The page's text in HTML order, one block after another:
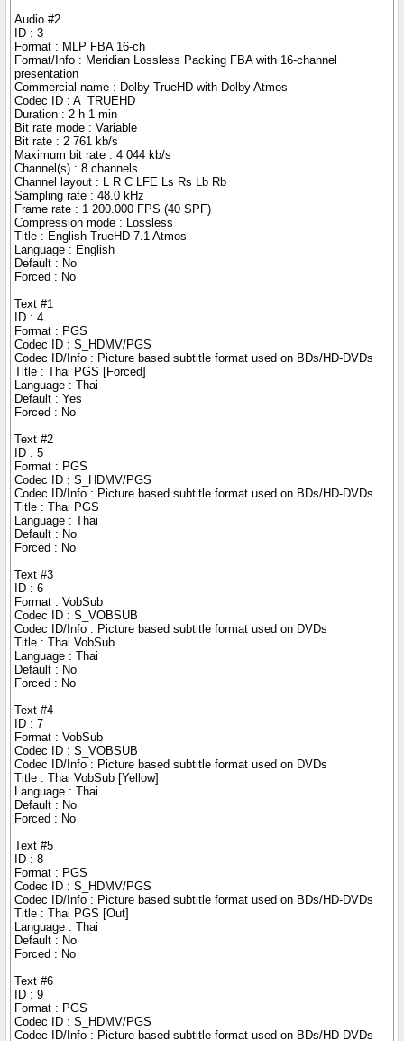
Audio #2
ID : 3
Format : MLP FBA 16-ch
Format/Info : Meridian Lossless Packing FBA with 16-channel
presentation
Commercial name : Dolby TrueHD with Dolby Atmos
Codec ID : A_TRUEHD
Duration : 2 h 1 min
Bit rate mode : Variable
Bit rate : 2 761 kb/s
Maximum bit rate : 4 044 kb/s
Channel(s) : 8 channels
Channel layout : L R C LFE Ls Rs Lb Rb
Sampling rate : 48.0 kHz
Frame rate : 1 200.000 FPS (40 SPF)
Compression mode : Lossless
Title : English TrueHD 7.1 Atmos
Language : English
Default : No
Forced : No
Text #1
ID : 4
Format : PGS
Codec ID : S_HDMV/PGS
Codec ID/Info : Picture based subtitle format used on BDs/HD-DVDs
Title : Thai PGS [Forced]
Language : Thai
Default : Yes
Forced : No
Text #2
ID : 5
Format : PGS
Codec ID : S_HDMV/PGS
Codec ID/Info : Picture based subtitle format used on BDs/HD-DVDs
Title : Thai PGS
Language : Thai
Default : No
Forced : No
Text #3
ID : 6
Format : VobSub
Codec ID : S_VOBSUB
Codec ID/Info : Picture based subtitle format used on DVDs
Title : Thai VobSub
Language : Thai
Default : No
Forced : No
Text #4
ID : 7
Format : VobSub
Codec ID : S_VOBSUB
Codec ID/Info : Picture based subtitle format used on DVDs
Title : Thai VobSub [Yellow]
Language : Thai
Default : No
Forced : No
Text #5
ID : 8
Format : PGS
Codec ID : S_HDMV/PGS
Codec ID/Info : Picture based subtitle format used on BDs/HD-DVDs
Title : Thai PGS [Out]
Language : Thai
Default : No
Forced : No
Text #6
ID : 9
Format : PGS
Codec ID : S_HDMV/PGS
Codec ID/Info : Picture based subtitle format used on BDs/HD-DVDs